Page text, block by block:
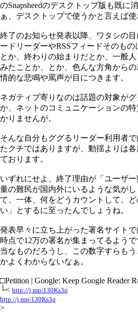
のSnapsheedのデスクトップ版も既に
ぁ、デスクトップで使うかと言えば使
終了のお知らせ発表以降、ワタシの
ードリーダーやRSSフィードそのも
とか、終わりの始まりだとか、一般
みたことか、とか、色んな方角から
情的な悲鳴や罵声が目につきます。
ネガティブ寄りなのは話題の対象が
か、ネットのコミュニケーションの
かりませんが。
そんな自分もググるリーダー利用者
たクチではありますが、動揺よりは
ております。
いずれにせよ、終了理由が「ユーザ
量の難民が国内外にいるような気が
て、一体、何をどうカウントして、
い」とするに至ったんでしょうね。
発表早々に立ち上がった署名サイト
時点で12万の署名が集まってるよう
当なものだろうし、この数字すらも
かよくわからないなぁ。
□Petition | Google: Keep Google Reader
└< http://j.mp/130Ks3q
http://j.mp/130Ks3q
>